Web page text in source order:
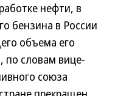
нефти, в
бензина в России
объема его
по словам вице-
союза